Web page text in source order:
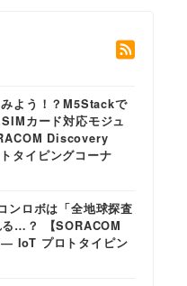
よう！？M5Stackで
カード対応モジュ
Discovery
タイピングコーナ
ンロボは「全地球探査
る…？ 【SORACOM
IoT プロトタイピン